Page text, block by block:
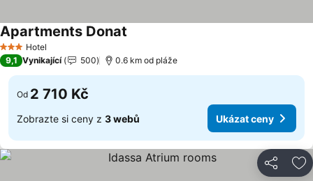
3 Počet hvězdiček
Hotel
Apartments Donat
9,1 Vynikající 500 0.6 km od pláže
Od 2 710 Kč
Zobrazte si ceny z 3 webů Ukázat ceny
Sdílet